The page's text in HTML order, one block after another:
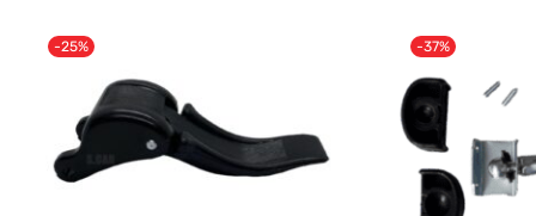
-25% -37%